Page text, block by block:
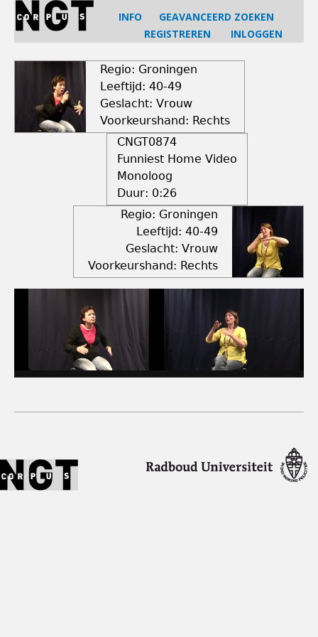
Jump
navigation
INFO
GEAVANCEERD ZOEKEN
REGISTREREN
INLOGGEN
Regio: Groningen
Leeftijd: 40-49
Geslacht: Vrouw
Voorkeurshand: Rechts
CNGT0874
Funniest Home Video
Monoloog
Duur: 0:26
Regio: Groningen
Leeftijd: 40-49
Geslacht: Vrouw
Voorkeurshand: Rechts